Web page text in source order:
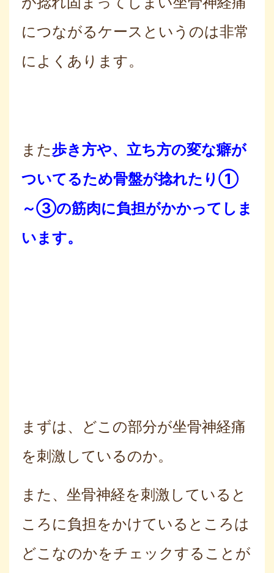
につながるケースというのは非常
によくあります。
また歩き方や、立ち方の変な癖が
ついてるため骨盤が捻れたり①
～③の筋肉に負担がかかってしま
います。
まずは、どこの部分が坐骨神経痛
を刺激しているのか。
また、坐骨神経を刺激していると
ころに負担をかけているところは
どこなのかをチェックすることが